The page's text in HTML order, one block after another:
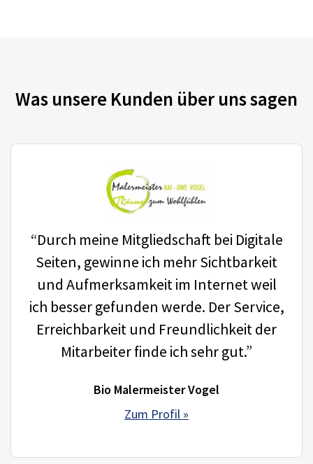
Was unsere Kunden über uns sagen
“Durch meine Mitgliedschaft bei Digitale
Seiten, gewinne ich mehr Sichtbarkeit
und Aufmerksamkeit im Internet weil
ich besser gefunden werde. Der Service,
Erreichbarkeit und Freundlichkeit der
Mitarbeiter finde ich sehr gut.”
Bio Malermeister Vogel
Zum Profil »